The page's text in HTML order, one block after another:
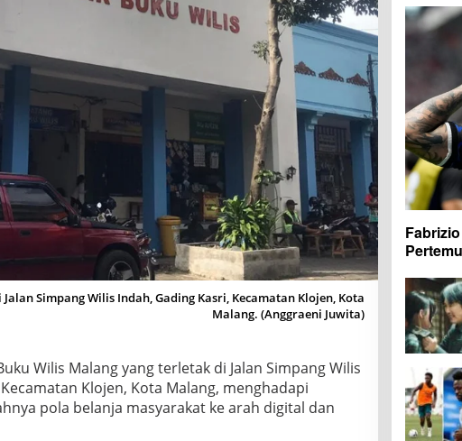
Simpang Wilis Indah, Gading Kasri, Kecamatan Klojen, Kota
Malang. (Anggraeni Juwita)
Wilis Malang yang terletak di Jalan Simpang Wilis
Klojen, Kota Malang, menghadapi
pola belanja masyarakat ke arah digital dan